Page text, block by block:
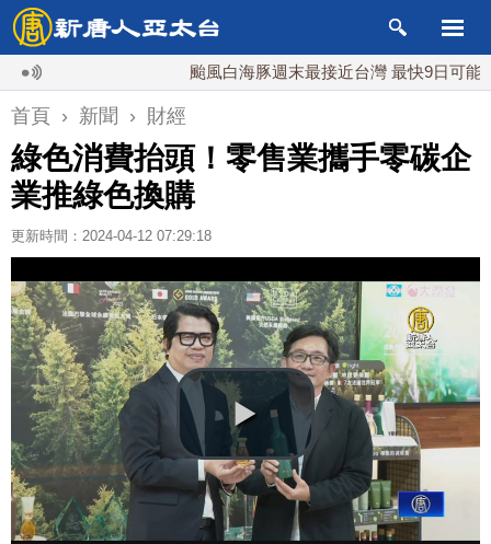
颱風白海豚週末最接近台灣 最快9日可能登陸中
首頁 › 新聞 › 財經
綠色消費抬頭！零售業攜手零碳企
業推綠色換購
更新時間：2024-04-12 07:29:18